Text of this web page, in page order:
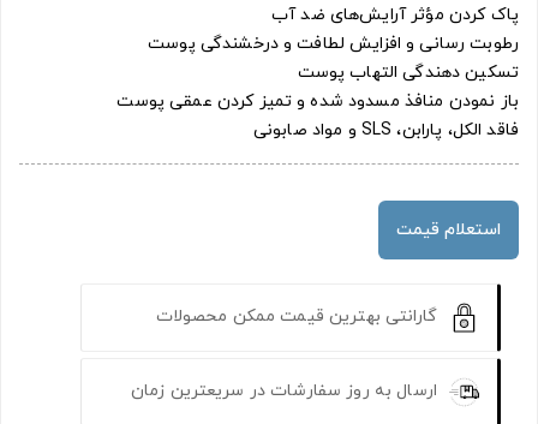
پاک کردن مؤثر آرايش‌های ضد آب
رطوبت رسانی و افزايش لطافت و درخشندگی پوست
تسکين دهندگی التهاب پوست
باز نمودن منافذ مسدود شده و تميز کردن عمقی پوست
فاقد الکل، پارابن، SLS و مواد صابونی
استعلام قیمت
گارانتی بهترین قیمت ممکن محصولات
ارسال به روز سفارشات در سریعترین زمان